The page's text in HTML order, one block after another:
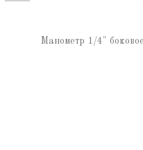
Манометр 1/4"